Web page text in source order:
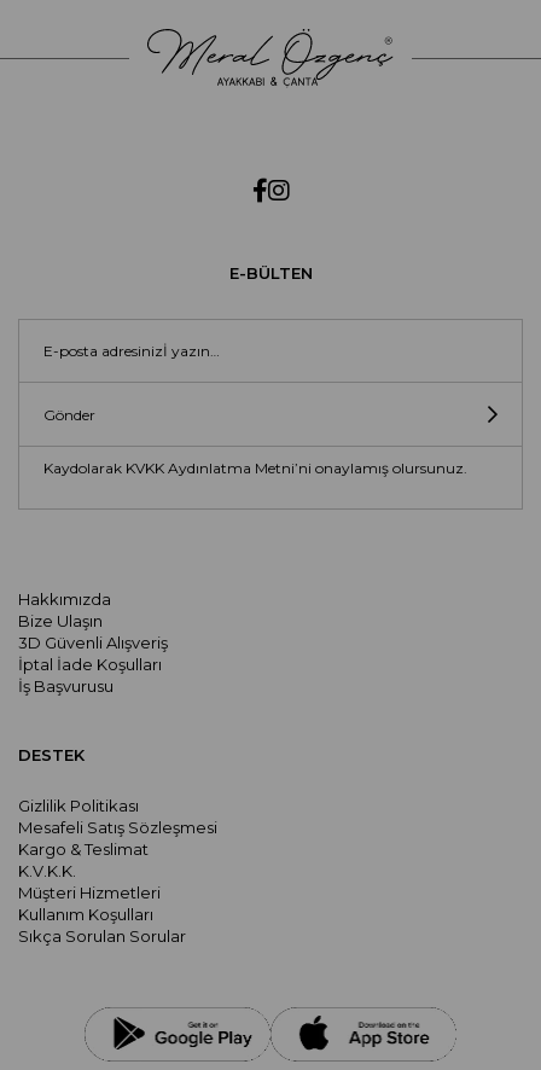
Hakkımızda
Bize Ulaşın
3D Güvenli Alışveriş
İptal İade Koşulları
İş Başvurusu
E-BÜLTEN
Gönder
Kaydolarak KVKK Aydınlatma Metni’ni onaylamış olursunuz.
DESTEK
Gizlilik Politikası
Mesafeli Satış Sözleşmesi
Kargo & Teslimat
K.V.K.K.
Müşteri Hizmetleri
Kullanım Koşulları
Sıkça Sorulan Sorular